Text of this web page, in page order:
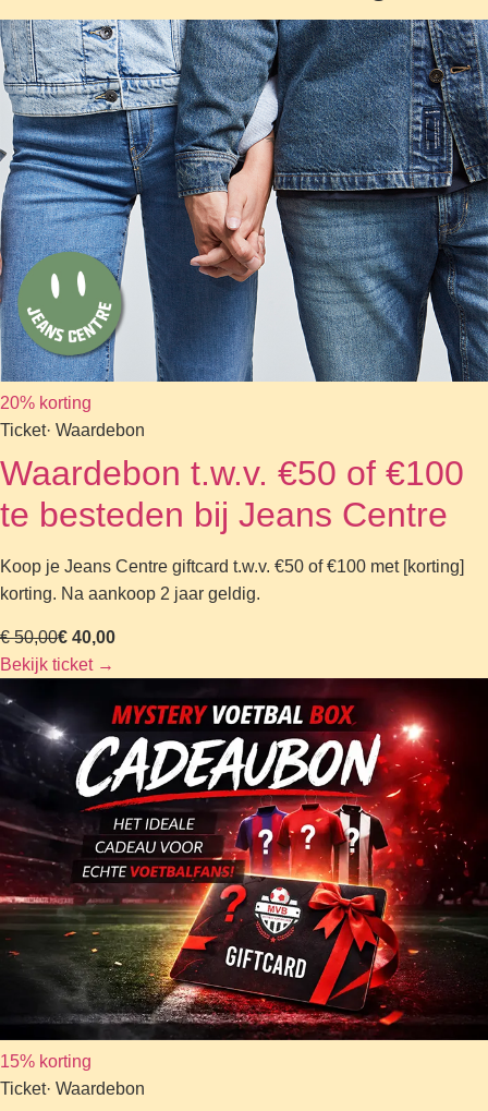
20% korting
Ticket· Waardebon
Waardebon t.w.v. €50 of €100
te besteden bij Jeans Centre
Koop je Jeans Centre giftcard t.w.v. €50 of €100 met [korting]
korting. Na aankoop 2 jaar geldig.
€ 50,00€ 40,00
Bekijk ticket →
15% korting
Ticket· Waardebon